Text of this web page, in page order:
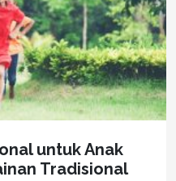
untuk Anak
Tradisional